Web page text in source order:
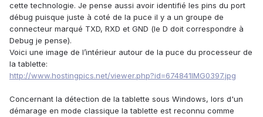
cette technologie. Je pense aussi avoir identifié les pins du port
débug puisque juste à coté de la puce il y a un groupe de
connecteur marqué TXD, RXD et GND (le D doit correspondre à
Debug je pense).
Voici une image de l’intérieur autour de la puce du processeur de
la tablette:
http://www.hostingpics.net/viewer.php?id=674841IMG0397.jpg
Concernant la détection de la tablette sous Windows, lors d'un
démarage en mode classique la tablette est reconnu comme